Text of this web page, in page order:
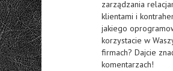
zarządzania
klientami i
jakiego
korzystacie w
firmach? Dajcie
komentarzach!